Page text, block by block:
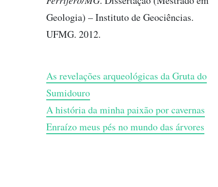
Geologia) – Instituto de Geociências.
UFMG. 2012.
As revelações arqueológicas da Gruta do
Sumidouro
A história da minha paixão por cavernas
Enraízo meus pés no mundo das árvores